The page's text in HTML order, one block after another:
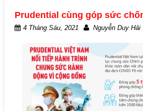
Prudential cùng góp sức
4 Tháng Sáu, 2021 Nguyễn Duy Hải